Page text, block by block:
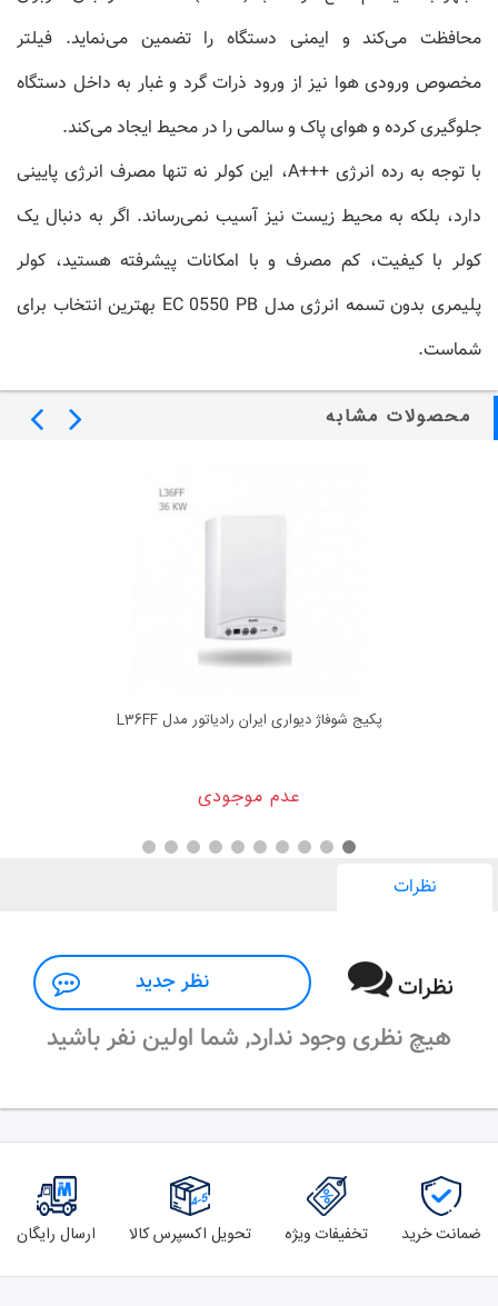
محافظت می‌کند و ایمنی دستگاه را تضمین می‌نماید. فیلتر
مخصوص ورودی هوا نیز از ورود ذرات گرد و غبار به داخل دستگاه
جلوگیری کرده و هوای پاک و سالمی را در محیط ایجاد می‌کند.
با توجه به رده انرژی +++A، این کولر نه تنها مصرف انرژی پایینی
دارد، بلکه به محیط زیست نیز آسیب نمی‌رساند. اگر به دنبال یک
کولر با کیفیت، کم مصرف و با امکانات پیشرفته هستید، کولر
پلیمری بدون تسمه انرژی مدل EC 0550 PB بهترین انتخاب برای
شماست.
محصولات مشابه
پکیج شوفاژ دیواری ایران رادیاتور مدل L36FF
عدم موجودی
نظرات
نظرات نظر جدید
هیچ نظری وجود ندارد, شما اولین نفر باشید
ضمانت خرید تخفیفات ویژه تحویل اکسپرس کالا ارسال رایگان